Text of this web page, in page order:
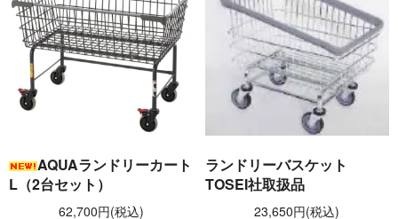
AQUAランドリーカート
L（2台セット）
62,700円(税込)
ランドリーバスケット
TOSEI社取扱品
23,650円(税込)